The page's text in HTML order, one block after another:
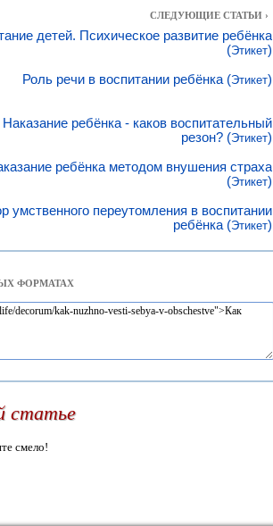
СЛЕДУЮЩИЕ СТАТЬИ ›
детей. Психическое развитие ребёнка
(Этикет)
Роль речи в воспитании ребёнка (Этикет)
Наказание ребёнка - каков воспитательный
резон? (Этикет)
ребёнка методом внушения страха
(Этикет)
умственного переутомления в воспитании
ребёнка (Этикет)
ФОРМАТАХ
статье
смело!